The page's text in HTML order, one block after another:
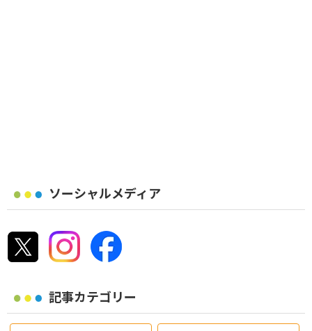
ソーシャルメディア
記事カテゴリー